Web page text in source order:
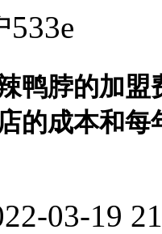
鸭脖的加
的成本和
03-19